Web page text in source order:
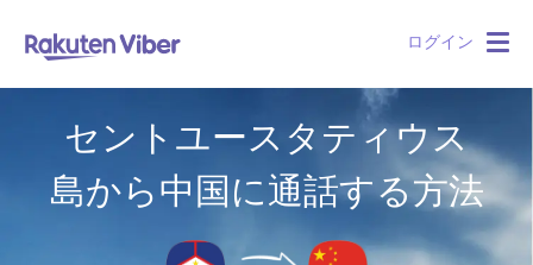
ログイン
セントユースタティウス
島から中国に通話する方法